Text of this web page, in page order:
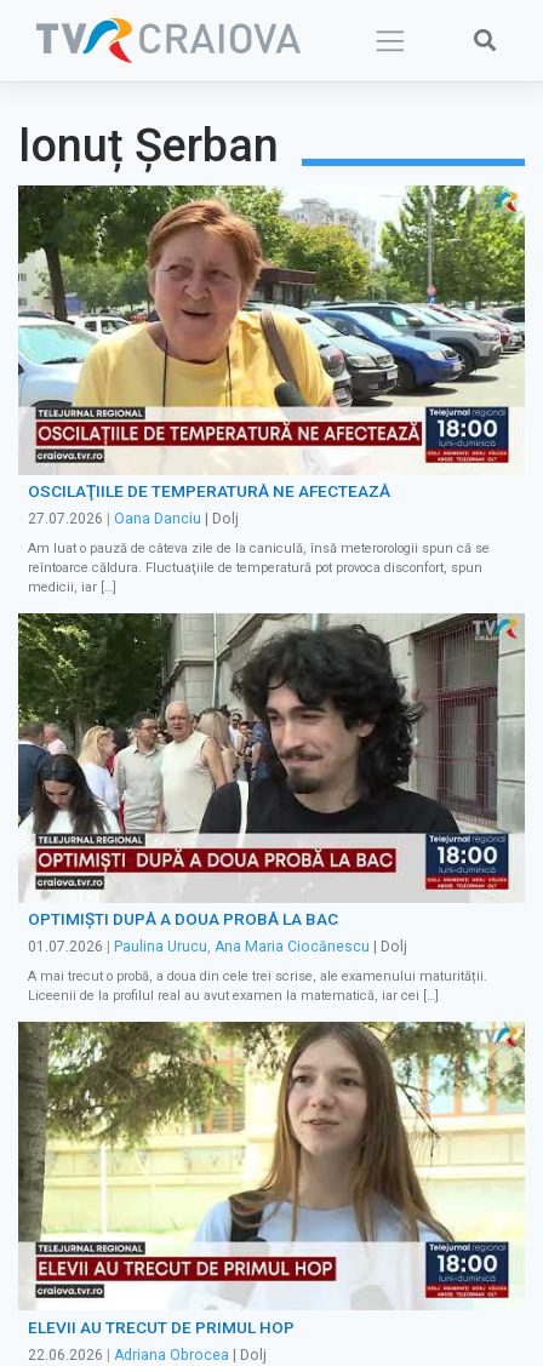
Ionuț Șerban
OSCILAŢIILE DE TEMPERATURĂ NE AFECTEAZĂ
27.07.2026 Oana Danciu | Dolj
Am luat o pauză de câteva zile de la caniculă, însă meterorologii spun că se
reîntoarce căldura. Fluctuaţiile de temperatură pot provoca disconfort, spun
medicii, iar […]
OPTIMIȘTI DUPĂ A DOUA PROBĂ LA BAC
01.07.2026 Paulina Urucu, Ana Maria Ciocănescu | Dolj
A mai trecut o probă, a doua din cele trei scrise, ale examenului maturității.
Liceenii de la profilul real au avut examen la matematică, iar cei […]
ELEVII AU TRECUT DE PRIMUL HOP
22.06.2026 Adriana Obrocea | Dolj